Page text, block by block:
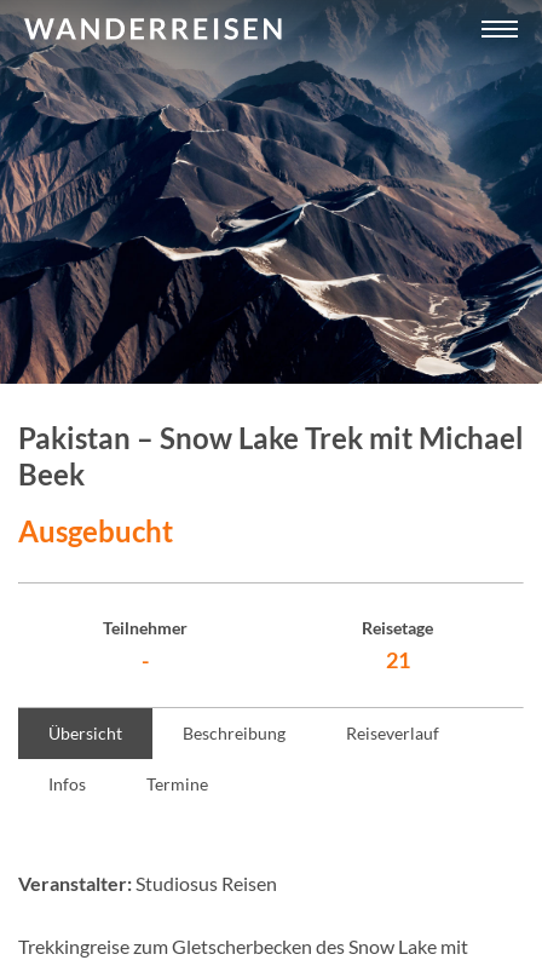
Pakistan – Snow Lake Trek mit Michael
Beek
Ausgebucht
Teilnehmer
-
Reisetage
21
Übersicht Beschreibung Reiseverlauf
Infos Termine
Veranstalter:Studiosus Reisen
Trekkingreise zum Gletscherbecken des Snow Lake mit